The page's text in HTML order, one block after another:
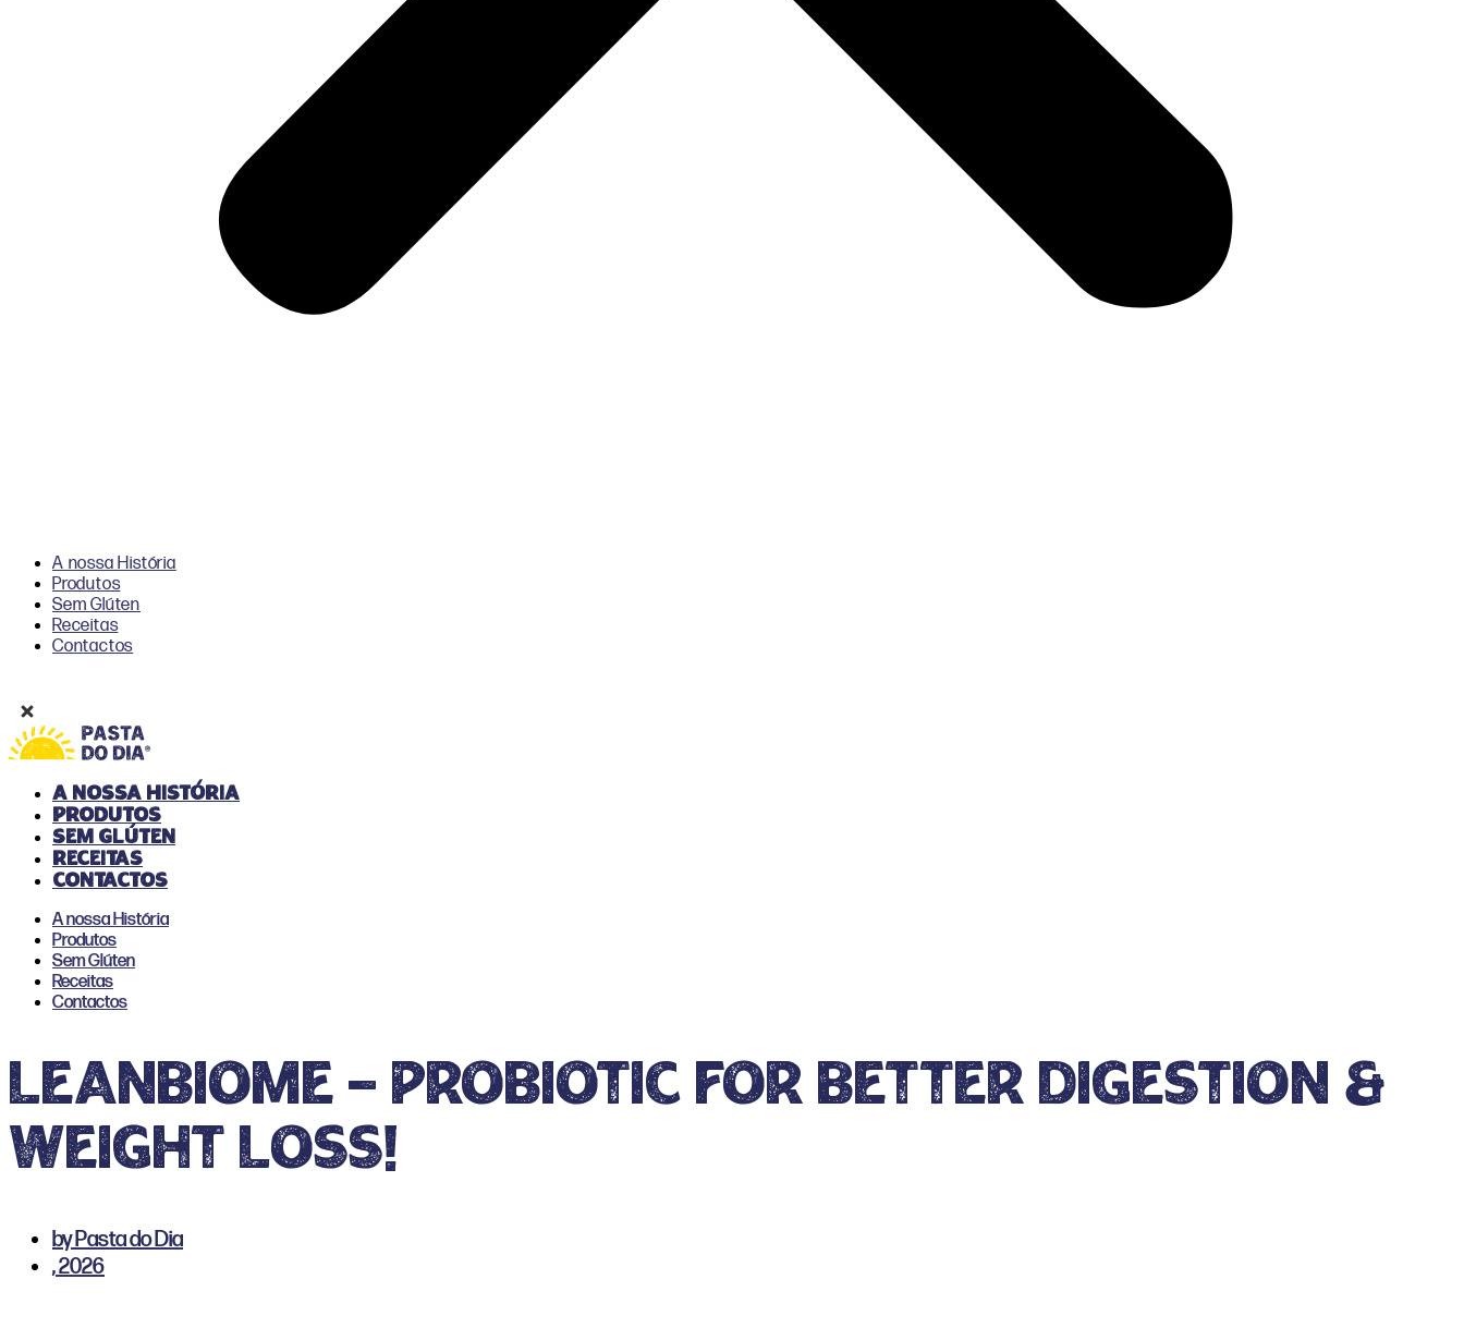
A nossa História
Produtos
Sem Glúten
Receitas
Contactos
A nossa História
Produtos
Sem Glúten
Receitas
Contactos
A nossa História
Produtos
Sem Glúten
Receitas
Contactos
LeanBiome — Probiotic for Better Digestion &
Weight Loss!
byPasta do Dia
,2026